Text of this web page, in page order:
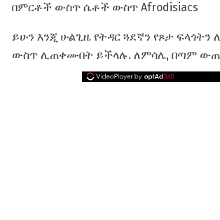
በምርቶች ውስጥ ሴቶች ውስጥ Afrodisiacs
ይሁን እንጂ ሁልጊዜ የትዳር ጓደኛን የጾታ
ውስጥ ሊጠቀሙበት ይችላሉ. ለምሳሌ, በጣም